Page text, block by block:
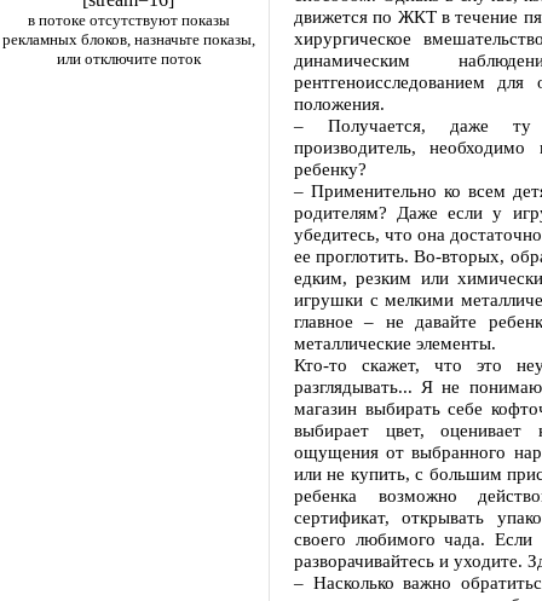
в потоке отсутствуют показы
рекламных блоков, назначьте показы,
или отключите поток
движется по ЖКТ в течение
хирургическое
динамическим
рентгеноисследованием
положения.
– Получается, даже ту
производитель,
ребенку?
– Применительно ко всем
родителям? Даже если у
убедитесь, что она
ее проглотить. Во-вторых,
едким, резким или
игрушки с мелкими
главное – не давайте
металлические элементы.
Кто-то скажет, что это
разглядывать... Я не
магазин выбирать себе
выбирает цвет, оценивает
ощущения от выбранного
или не купить, с большим
ребенка возможно
сертификат, открывать
своего любимого чада. Если
разворачивайтесь и уходите.
– Насколько важно